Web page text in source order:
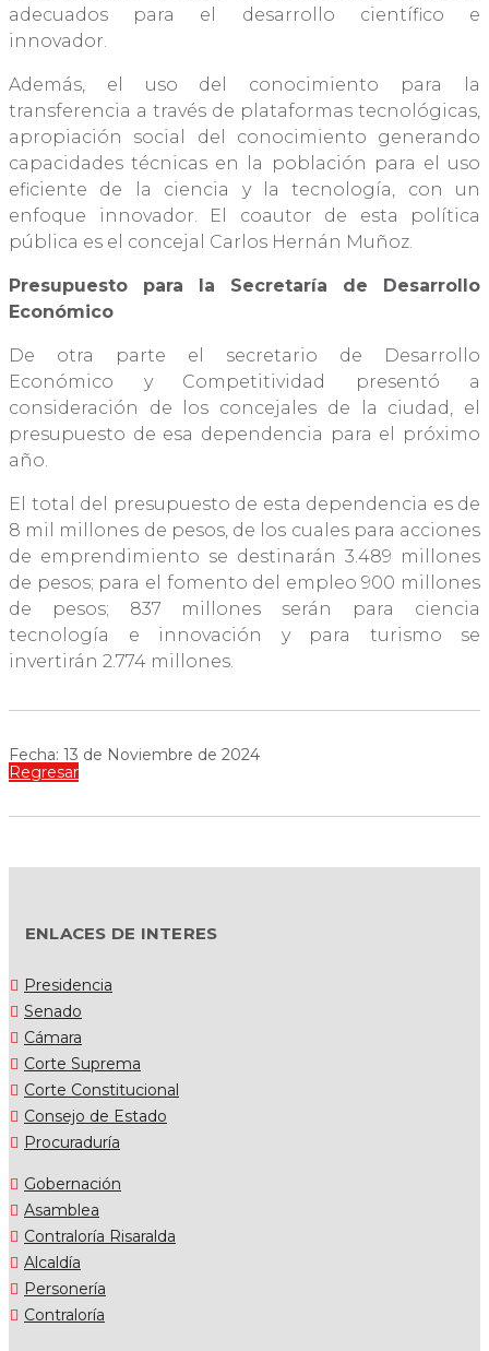
adecuados para el desarrollo científico e
innovador.
Además, el uso del conocimiento para la
transferencia a través de plataformas tecnológicas,
apropiación social del conocimiento generando
capacidades técnicas en la población para el uso
eficiente de la ciencia y la tecnología, con un
enfoque innovador. El coautor de esta política
pública es el concejal Carlos Hernán Muñoz.
Presupuesto para la Secretaría de Desarrollo
Económico
De otra parte el secretario de Desarrollo
Económico y Competitividad presentó a
consideración de los concejales de la ciudad, el
presupuesto de esa dependencia para el próximo
año.
El total del presupuesto de esta dependencia es de
8 mil millones de pesos, de los cuales para acciones
de emprendimiento se destinarán 3.489 millones
de pesos; para el fomento del empleo 900 millones
de pesos; 837 millones serán para ciencia
tecnología e innovación y para turismo se
invertirán 2.774 millones.
Fecha: 13 de Noviembre de 2024
Regresar
ENLACES DE INTERES
Presidencia
Senado
Cámara
Corte Suprema
Corte Constitucional
Consejo de Estado
Procuraduría
Gobernación
Asamblea
Contraloría Risaralda
Alcaldía
Personería
Contraloría